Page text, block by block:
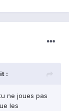
:
ne joues pas
les